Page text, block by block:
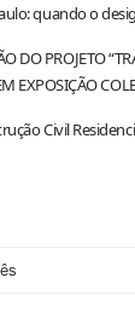
quando o
DO PROJETO
EXPOSIÇÃO
Civil